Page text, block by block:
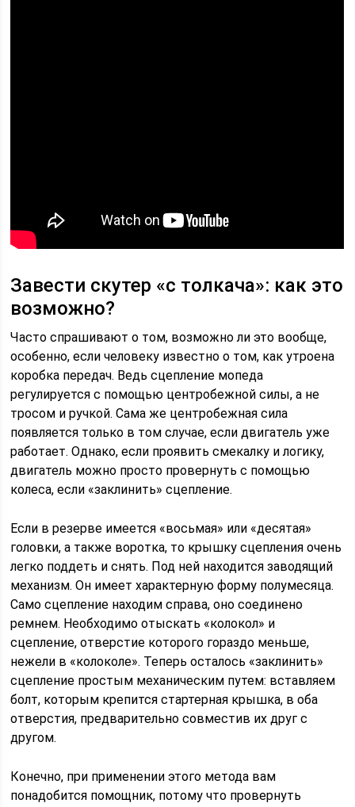
Завести скутер «с толкача»: как это
возможно?
Часто спрашивают о том, возможно ли это вообще,
особенно, если человеку известно о том, как утроена
коробка передач. Ведь сцепление мопеда
регулируется с помощью центробежной силы, а не
тросом и ручкой. Сама же центробежная сила
появляется только в том случае, если двигатель уже
работает. Однако, если проявить смекалку и логику,
двигатель можно просто провернуть с помощью
колеса, если «заклинить» сцепление.
Если в резерве имеется «восьмая» или «десятая»
головки, а также воротка, то крышку сцепления очень
легко поддеть и снять. Под ней находится заводящий
механизм. Он имеет характерную форму полумесяца.
Само сцепление находим справа, оно соединено
ремнем. Необходимо отыскать «колокол» и
сцепление, отверстие которого гораздо меньше,
нежели в «колоколе». Теперь осталось «заклинить»
сцепление простым механическим путем: вставляем
болт, которым крепится стартерная крышка, в оба
отверстия, предварительно совместив их друг с
другом.
Конечно, при применении этого метода вам
понадобится помощник, потому что провернуть